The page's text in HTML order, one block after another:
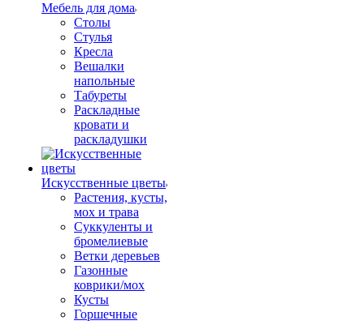
Мебель для дома
Столы
Стулья
Кресла
Вешалки
напольные
Табуреты
Раскладные
кровати и
раскладушки
Искусственные цветы
Растения, кусты,
мох и трава
Суккуленты и
бромелиевые
Ветки деревьев
Газонные
коврики/мох
Кусты
Горшечные